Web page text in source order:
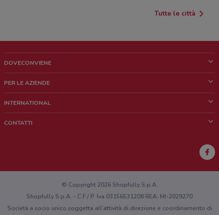
Tutte le città
DOVECONVIENE
Chi siamo
Lavora con noi
PER LE AZIENDE
Richieste commerciali e marketing
INTERNATIONAL
CONTATTI
Hai un malfunzionamento sul web o sull'app?
© Copyright 2026 Shopfully S.p.A.
Shopfully S.p.A. - C.F / P. Iva 03156531208 REA: MI-2029270
Società a socio unico soggetta all’attività di direzione e coordinamento di